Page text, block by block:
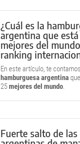
¿Cuál es la
argentina que
mejores del
ranking
En este artículo, te
hamburguesa argentina
25mejores del mundo.
Fuerte salto de